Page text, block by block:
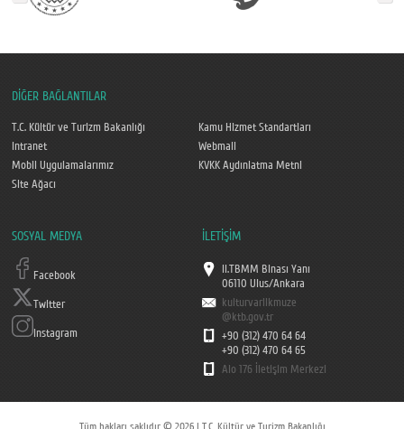
DİĞER BAĞLANTILAR
T.C. Kültür ve Turizm Bakanlığı
Kamu Hizmet Standartları
Intranet
Webmail
Mobil Uygulamalarımız
KVKK Aydınlatma Metni
Site Ağacı
SOSYAL MEDYA
Facebook
Twitter
Instagram
İLETİŞİM
II.TBMM Binası Yanı
06110 Ulus/Ankara
kulturvarlikmuze
@ktb.gov.tr
+90 (312) 470 64 64
+90 (312) 470 64 65
Alo 176 İletişim Merkezi
Tüm hakları saklıdır © 2026 | T.C. Kültür ve Turizm Bakanlığı